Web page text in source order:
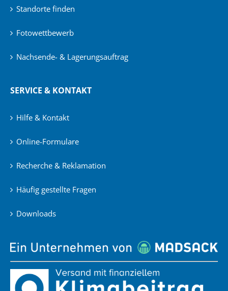
Standorte finden
Fotowettbewerb
Nachsende- & Lagerungsauftrag
SERVICE & KONTAKT
Hilfe & Kontakt
Online-Formulare
Recherche & Reklamation
Häufig gestellte Fragen
Downloads